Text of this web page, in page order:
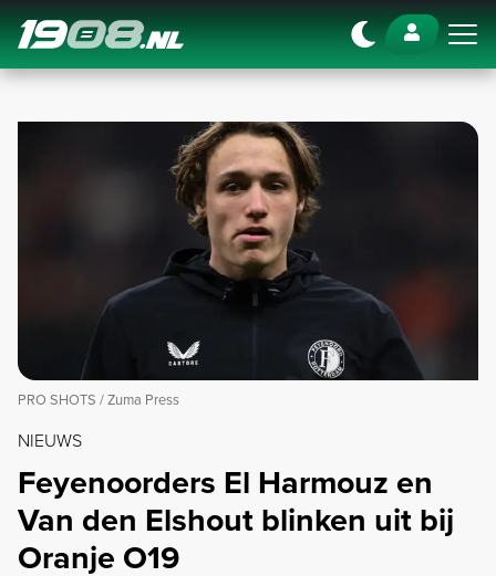
Navigation
PRO SHOTS / Zuma Press
NIEUWS
Feyenoorders El Harmouz en
Van den Elshout blinken uit bij
Oranje O19